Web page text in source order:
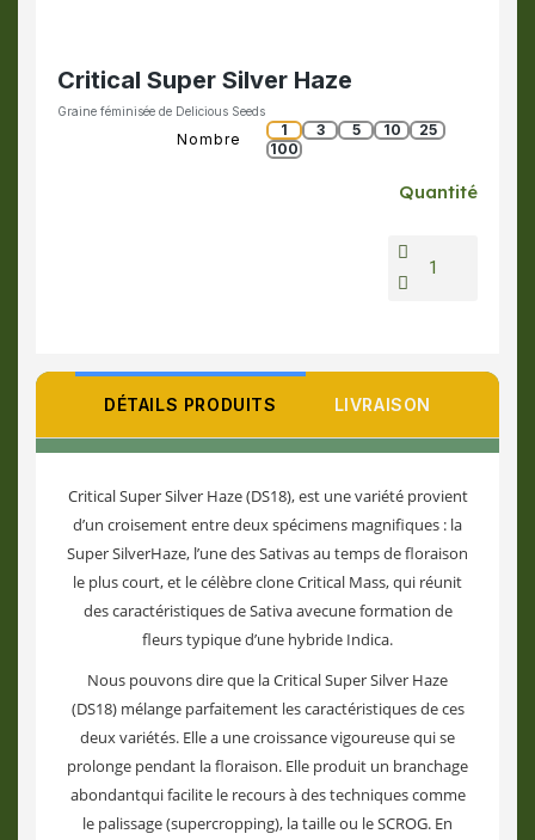
Critical Super Silver Haze
Graine féminisée de Delicious Seeds
Nombre
1 3 5 10
25
100
Quantité
DÉTAILS PRODUITS LIVRAISON
Critical Super Silver Haze (DS18), est une variété provient
d’un croisement entre deux spécimens magnifiques : la
Super SilverHaze, l’une des Sativas au temps de floraison
le plus court, et le célèbre clone Critical Mass, qui réunit
des caractéristiques de Sativa avecune formation de
fleurs typique d’une hybride Indica.
Nous pouvons dire que la Critical Super Silver Haze
(DS18) mélange parfaitement les caractéristiques de ces
deux variétés. Elle a une croissance vigoureuse qui se
prolonge pendant la floraison. Elle produit un branchage
abondantqui facilite le recours à des techniques comme
le palissage (supercropping), la taille ou le SCROG. En